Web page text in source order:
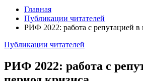
Главная
Публикации читателей
РИФ 2022: работа с репутацией в
Публикации читателей
РИФ 2022: работа с